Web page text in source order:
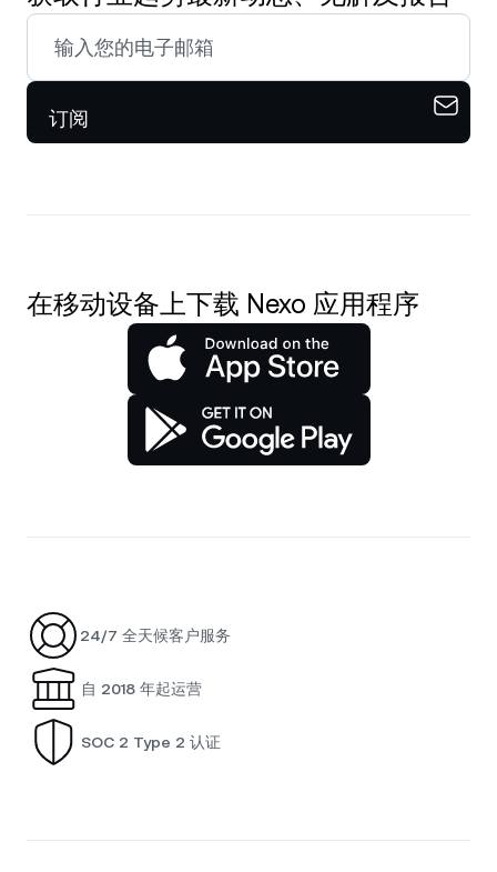
订阅
在移动设备上下载 Nexo 应用程序
24/7 全天候客户服务
自 2018 年起运营
SOC 2 Type 2 认证